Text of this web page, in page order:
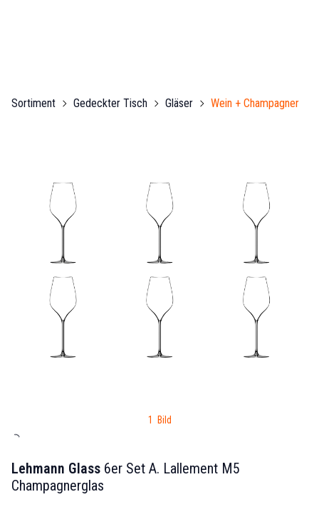
Sortiment Gedeckter Tisch Gläser Wein + Champagner
1 Bild
Lehmann Glass 6er Set A. Lallement M5
Champagnerglas